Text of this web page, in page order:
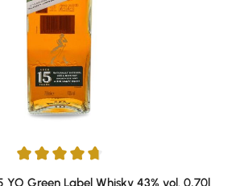
von 4.81 von 5 Sternen
YO Green Label Whisky 43% vol. 0,70l